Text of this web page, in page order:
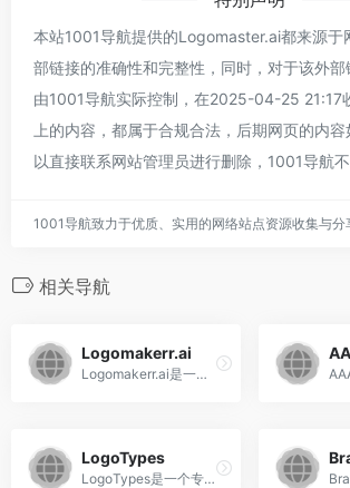
本站1001导航提供的Logomaster.ai‌都来源于
部链接的准确性和完整性，同时，对于该外
由1001导航实际控制，在2025-04-25 21:17
上的内容，都属于合规合法，后期网页的内
以直接联系网站管理员进行删除，1001导航不
1001导航致力于优质、实用的网络站点资源收集与分
相关导航
‌Logomakerr.ai‌
‌Logomakerr.ai‌是一个利用AI技术生成‌Logo的设计平台。该平台提供个性化、定制化的徽标设计服务，操作简便，能够满足全方位的品牌建设需求‌。
LogoTypes
LogoTypes是一个专注于介绍和展示Logo设计分享平台，旨在为设计师和品牌爱好者提供丰富的资源和灵感。该网站通过详细分类和全面的内容，帮助用户了解不同行业、国家和设计师的最新品牌Logo设计‌。